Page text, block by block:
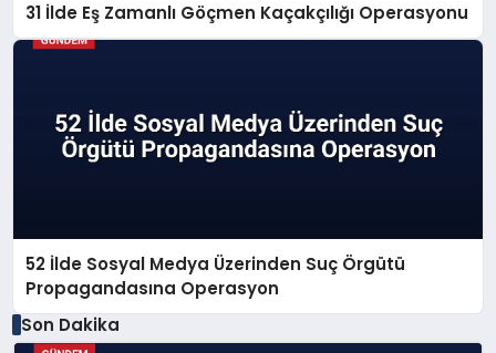
31 İlde Eş Zamanlı Göçmen Kaçakçılığı Operasyonu
52 İlde Sosyal Medya Üzerinden Suç Örgütü
Propagandasına Operasyon
Son Dakika